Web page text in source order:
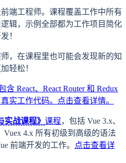
端工程师。课程覆盖工作中所有
辑，示例全部都为工作项目简化
！
，在课程里也可能会发现新的知
轻松！
含 React、React Router 和 Redux
实工作代码。
点击查看详情。
实战课程》 课程，包括 Vue 3.x、
Vuex 4.x 所有初级到高级的语法
前端开发的工作。
点击查看详